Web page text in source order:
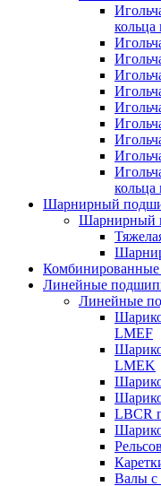
Шарнирный
Шарнирный
Линейные
Линейные
LMEF
LMEK
LBCR
Валы с